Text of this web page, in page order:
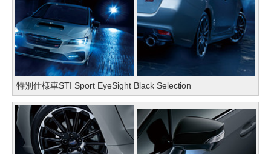
特別仕様車STI Sport EyeSight Black Selection